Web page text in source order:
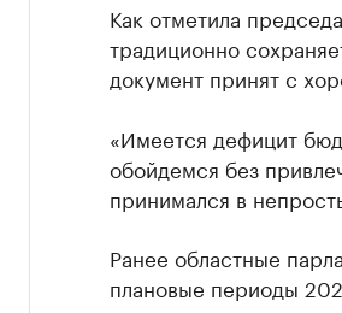
Как отметила
традиционно
документ принят с
«Имеется дефицит
обойдемся без
принимался в
Ранее областные
плановые периоды